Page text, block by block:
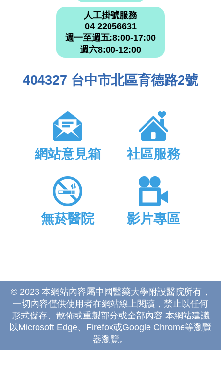
人工掛號服務
04 22056631
週一至週五:8:00-17:00
週六8:00-12:00
404327 台中市北區育德路2號
網站意見箱 社區服務
無菸醫院 影片專區
© 2023 本網站內容屬中國醫藥大學附設醫院所有，
一切內容僅供使用者在網站線上閱讀，禁止以任何
形式儲存、散佈或重製部分或全部內容 本網站建議
以Microsoft Edge、Firefox或Google Chrome等瀏覽
器瀏覽。